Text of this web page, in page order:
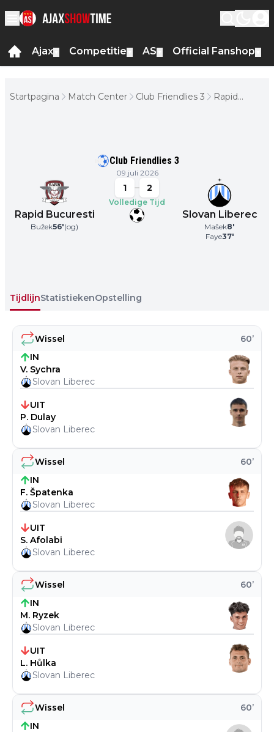
Ajax Competitie AS Official Fanshop
Startpagina Match Center Club Friendlies 3
Rapid
Club Friendlies 3
09 juli 2026
Rapid Bucuresti
Bužek56'(og)
1 2
Volledige Tijd
Slovan Liberec
Mašek8'
Faye37'
TijdlijnStatistiekenOpstelling
Wissel 60’
IN
Wissel 60’
IN
M. Ryzek
Slovan Liberec
UIT
L. Hůlka
Slovan Liberec
Wissel 60’
IN
F. Špatenka
Slovan Liberec
UIT
S. Afolabi
Slovan Liberec
Wissel 60’
IN
V. Sychra
Slovan Liberec
UIT
P. Dulay
Slovan Liberec